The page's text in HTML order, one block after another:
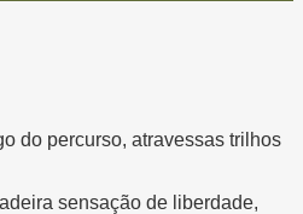
do percurso, atravessas trilhos
sensação de liberdade,